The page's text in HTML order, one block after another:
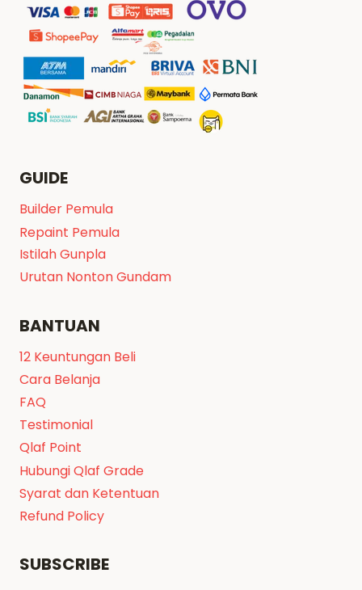
GUIDE
Builder Pemula
Repaint Pemula
Istilah Gunpla
Urutan Nonton Gundam
BANTUAN
12 Keuntungan Beli
Cara Belanja
FAQ
Testimonial
Qlaf Point
Hubungi Qlaf Grade
Syarat dan Ketentuan
Refund Policy
SUBSCRIBE